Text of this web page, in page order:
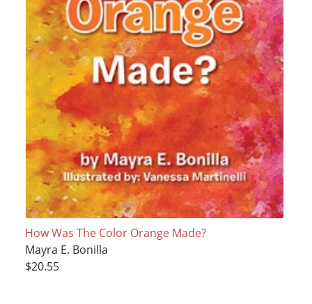
How Was The Color Orange Made?
Mayra E. Bonilla
$20.55